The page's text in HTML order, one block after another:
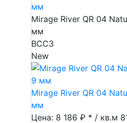
мм
Mirage River QR 04
мм
BCC3
New
Mirage River QR 04
мм
Цена: 8 186 ₽ * / кв.м